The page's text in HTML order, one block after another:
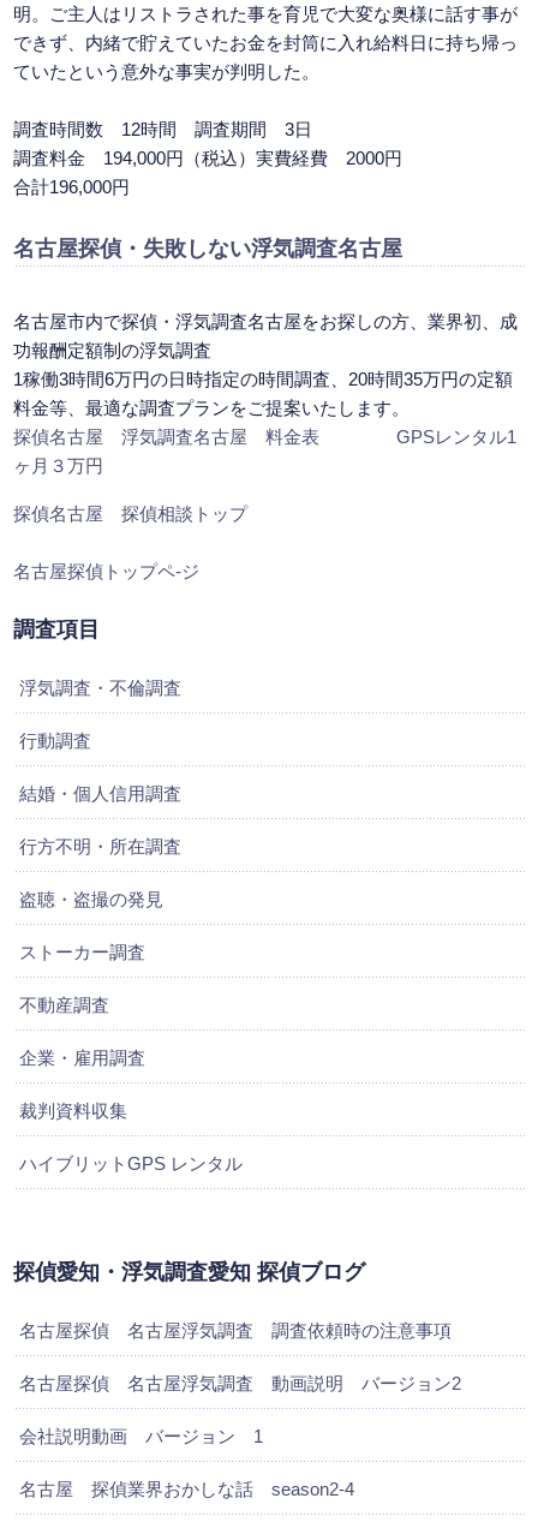
明。ご主人はリストラされた事を育児で大変な奥様に話す事が
できず、内緒で貯えていたお金を封筒に入れ給料日に持ち帰っ
ていたという意外な事実が判明した。
調査時間数 12時間 調査期間 3日
調査料金 194,000円（税込）実費経費 2000円
合計196,000円
名古屋探偵・失敗しない浮気調査名古屋
名古屋市内で探偵・浮気調査名古屋をお探しの方、業界初、成
功報酬定額制の浮気調査
1稼働3時間6万円の日時指定の時間調査、20時間35万円の定額
料金等、最適な調査プランをご提案いたします。
探偵名古屋 浮気調査名古屋 料金表
GPSレンタル1
ヶ月３万円
探偵名古屋 探偵相談トップ
名古屋探偵トップペ-ジ
調査項目
浮気調査・不倫調査
行動調査
結婚・個人信用調査
行方不明・所在調査
盗聴・盗撮の発見
ストーカー調査
不動産調査
企業・雇用調査
裁判資料収集
ハイブリットGPS レンタル
探偵愛知・浮気調査愛知 探偵ブログ
名古屋探偵 名古屋浮気調査 調査依頼時の注意事項
名古屋探偵 名古屋浮気調査 動画説明 バージョン2
会社説明動画 バージョン 1
名古屋 探偵業界おかしな話 season2-4